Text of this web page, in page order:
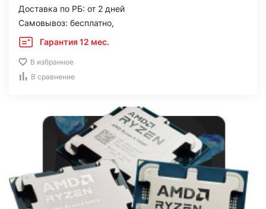
Доставка по РБ: от 2 дней
Самовывоз: бесплатно,
Гарантия 12 мес.
В избранное
В сравнение